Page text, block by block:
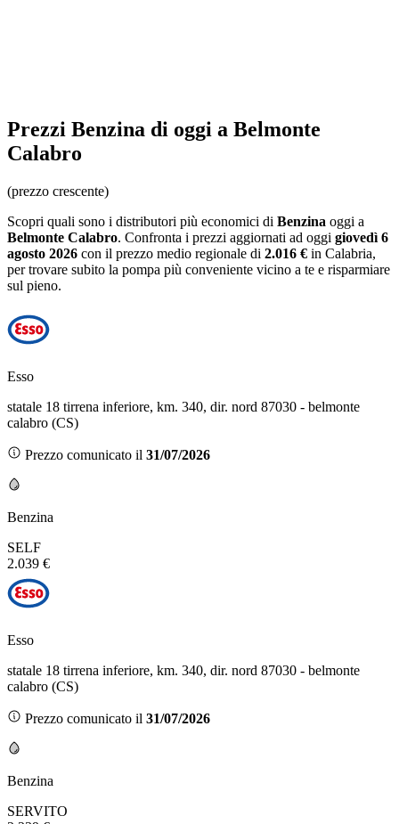
Prezzi Benzina di oggi a Belmonte
Calabro
(prezzo crescente)
Scopri quali sono i distributori più economici di Benzina oggi a
Belmonte Calabro. Confronta i prezzi aggiornati ad oggi giovedì 6
agosto 2026 con il prezzo medio regionale di 2.016 € in Calabria,
per trovare subito la pompa più conveniente vicino a te e risparmiare
sul pieno.
Esso
statale 18 tirrena inferiore, km. 340, dir. nord 87030 - belmonte
calabro (CS)
Prezzo comunicato il 31/07/2026
Benzina
SELF
2.039 €
Esso
statale 18 tirrena inferiore, km. 340, dir. nord 87030 - belmonte
calabro (CS)
Prezzo comunicato il 31/07/2026
Benzina
SERVITO